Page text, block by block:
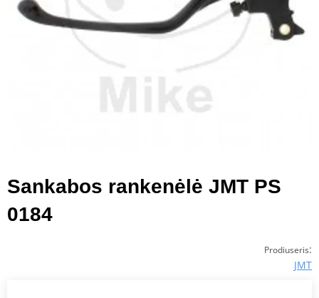
Sankabos rankenėlė JMT PS
0184
Prodiuseris:
JMT